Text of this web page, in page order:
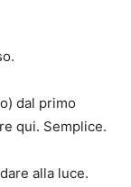
dal primo
qui. Semplice.
alla luce.